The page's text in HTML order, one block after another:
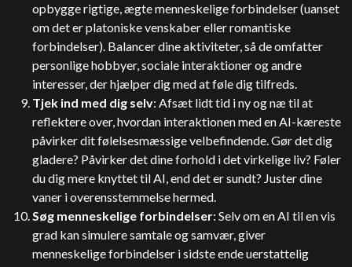
opbygge rigtige, ægte menneskelige forbindelser (uanset
om det er platoniske venskaber eller romantiske
forbindelser). Balancer dine aktiviteter, så de omfatter
personlige hobbyer, sociale interaktioner og andre
interesser, der hjælper dig med at føle dig tilfreds.
Tjek ind med dig selv: Afsæt lidt tid i ny og næ til at
reflektere over, hvordan interaktionen med en AI-kæreste
påvirker dit følelsesmæssige velbefindende. Gør det dig
gladere? Påvirker det dine forhold i det virkelige liv? Føler
du dig mere knyttet til AI, end det er sundt? Juster dine
vaner i overensstemmelse hermed.
Søg menneskelige forbindelser: Selv om en AI til en vis
grad kan simulere samtale og samvær, giver
menneskelige forbindelser i sidste ende uerstattelig